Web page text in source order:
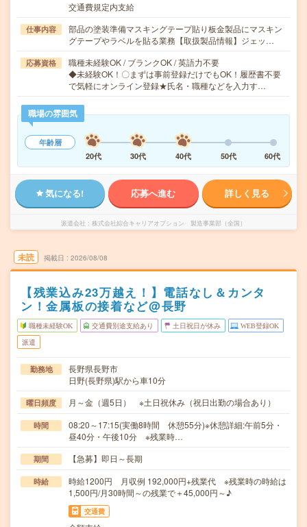
交通費規定内支給
仕事内容
部品の塗装準備マスキングテープ貼り板金製品にマスキン
グテープやラベルを貼る業務【取扱製品情報】ジェッ…
応募資格
職種未経験OK / ブランクOK / 英語力不要
◆未経験OK！〇まずは事前登録だけでもOK！履歴書不要
で気軽にオンライン登録★氏名・職種などを入力す…
職場の雰囲気
年齢層
20代
30代 40代 50代 60代
気になる! 応募へ進む 詳しく見る
派遣会社 株式会社綜合キャリアオプション 製造事業部（全国）
未読 掲載日 2026/08/08
【残業込み23万越え！】電話なし＆カンタ
ン！金属板の接着など@長野
職種未経験OK 交通費別途支給あり 土日祝日が休み WEB登録OK
派遣
勤務地
長野県長野市
日野(長野県)駅から車10分
曜日頻度 月～金（週5日） ※土日祝休み（祝日出勤の場合あり）
時間
08:20～17:15(実働8時間 休憩55分)※休憩詳細:午前5分・
昼40分・午後10分 ※残業時…
期間 【急募】即日～長期
時給
時給1200円 月収例 192,000円+残業代 ※残業時の時給は
1,500円/月30時間～の残業で＋45,000円～♪
交通費